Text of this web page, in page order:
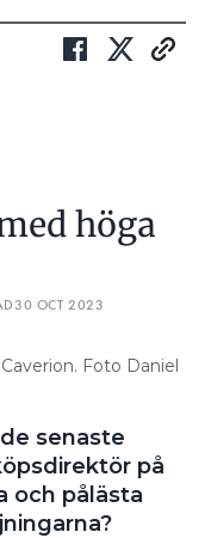
höga
30 OCT 2023
Foto Daniel
senaste
på
och pålästa